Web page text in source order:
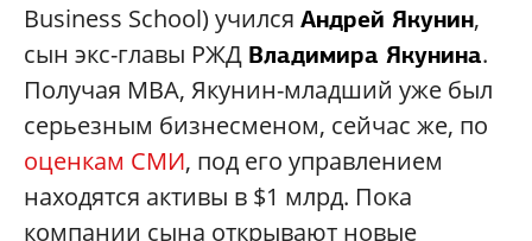
Business School) учился Андрей Якунин,
сын экс-главы РЖД Владимира Якунина.
Получая MBA, Якунин-младший уже был
серьезным бизнесменом, сейчас же, по
оценкам СМИ, под его управлением
находятся активы в $1 млрд. Пока
компании сына открывают новые